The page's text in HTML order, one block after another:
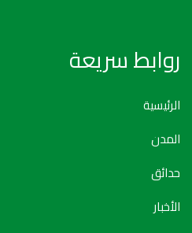
روابط سريعة
الرئيسية
المدن
حدائق
الأخبار